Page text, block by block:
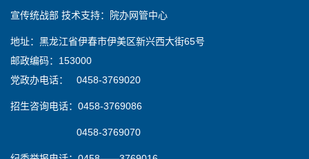
宣传统战部 技术支持：院办网管中心
地址：黑龙江省伊春市伊美区新兴西大街65号
邮政编码：153000
党政办电话： 0458-3769020
招生咨询电话：0458-3769086
0458-3769070